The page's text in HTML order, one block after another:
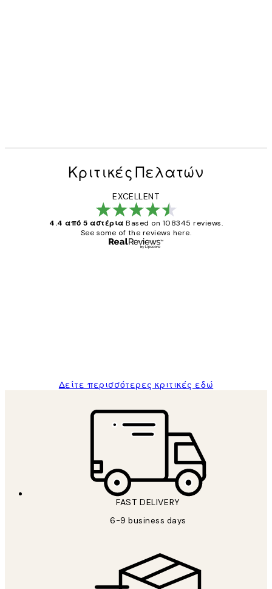
Κριτικές Πελατών
EXCELLENT
4.4 από 5 αστέρια Based on 108345 reviews.
See some of the reviews here.
Δείτε περισσότερες κριτικές εδώ
FAST DELIVERY
6-9 business days